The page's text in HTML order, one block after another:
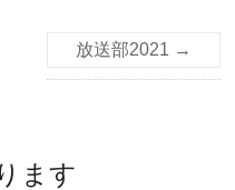
放送部2021 →
ます